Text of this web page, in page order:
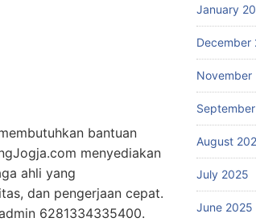
bantuan
menyediakan
ahli yang
dan pengerjaan cepat.
6281334335400.
January
December
November
August
July 2025
June 2025